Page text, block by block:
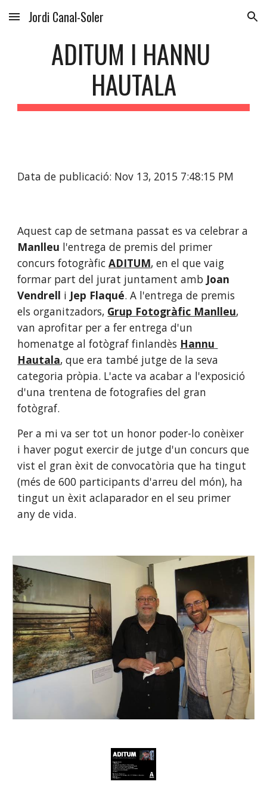
Skip to main content Skip to navigation
Jordi Canal-Soler
ADITUM I HANNU
HAUTALA
Data de publicació: Nov 13, 2015 7:48:15 PM
Manlleu l'entrega de premis del primer
concurs fotogràfic ADITUM, en el que vaig
formar part del jurat juntament amb Joan
Vendrell i Jep Flaqué. A l'entrega de premis
els organitzadors, Grup Fotogràfic Manlleu,
van aprofitar per a fer entrega d'un
homenatge al fotògraf finlandès Hannu
Hautala, que era també jutge de la seva
categoria pròpia. L'acte va acabar a l'exposició
d'una trentena de fotografies del gran
fotògraf.
Per a mi va ser tot un honor poder-lo conèixer
i haver pogut exercir de jutge d'un concurs que
vist el gran èxit de convocatòria que ha tingut
(més de 600 participants d'arreu del món), ha
tingut un èxit aclaparador en el seu primer
any de vida.